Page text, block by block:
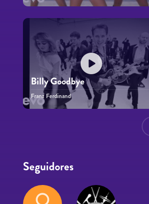
Billy Goodbye
Franz Ferdinand
Seguidores